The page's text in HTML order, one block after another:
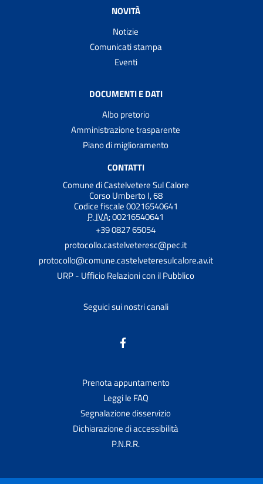
NOVITÀ
Notizie
Comunicati stampa
Eventi
DOCUMENTI E DATI
Albo pretorio
Amministrazione trasparente
Piano di miglioramento
CONTATTI
Comune di Castelvetere Sul Calore
Corso Umberto I, 68
Codice fiscale 00216540641
P. IVA:00216540641
+39 0827 65054
protocollo.castelveteresc@pec.it
protocollo@comune.castelveteresulcalore.av.it
URP - Ufficio Relazioni con il Pubblico
Seguici sui nostri canali
Prenota appuntamento
Leggi le FAQ
Segnalazione disservizio
Dichiarazione di accessibilità
P.N.R.R.